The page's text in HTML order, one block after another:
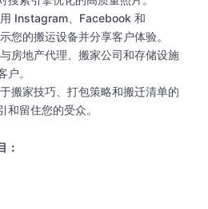
Instagram、Facebook 和
您的搬运设备并分享客户体验。
与房地产代理、搬家公司和存储设施
。
搬家技巧、打包策略和搬迁清单的
和留住您的受众。
：